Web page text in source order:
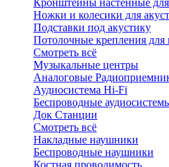
Кронштейны настенные
Ножки и колесики для
Подставки под акустику
Потолочные крепления для
Смотреть всё
Музыкальные центры
Аналоговые
Аудиосистема Hi-Fi
Беспроводные
Док Станции
Смотреть всё
Накладные наушники
Беспроводные наушники
Костная проводимость